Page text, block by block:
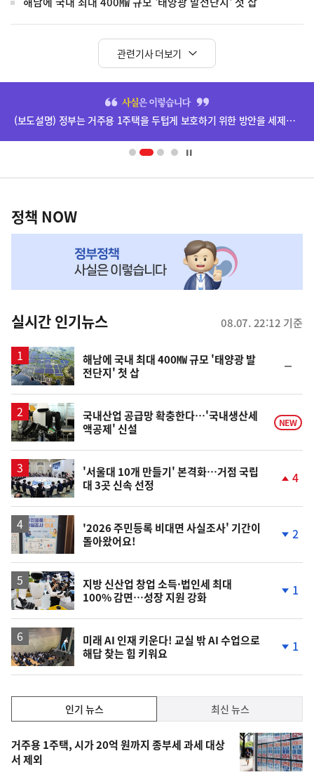
관련기사 더보기
배
영
(보도설명) 정부는 거주용 1주택을 두텁게 보호하기 위한 방안을 세제개편안에 담았습니다.
책
NOW,
뉴
스
정책 NOW
실시간 인기뉴스 08.07. 22:12 기준
해남에 국내 최대 400㎿ 규모 '태양광 발
전단지' 첫 삽
일
국내산업 공급망 확충한다…'국내생산세
액공제' 신설
NEW
'서울대 10개 만들기' 본격화…거점 국립
대 3곳 신속 선정
계
4
'2026 주민등록 비대면 사실조사' 기간이
돌아왔어요!
계
2
지방 신산업 창업 소득·법인세 최대
100% 감면…성장 지원 강화
계
1
미래 AI 인재 키운다! 교실 밖 AI 수업으로
해답 찾는 힘 키워요
계
락
1
기,
최
신,
인기 뉴스 최신 뉴스
기
뉴
거주용 1주택, 시가 20억 원까지 종부세 과세 대상
서 제외